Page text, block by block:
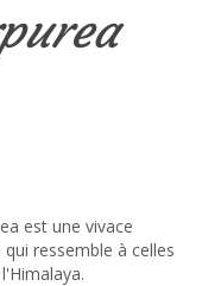
est une vivace
ressemble à celles